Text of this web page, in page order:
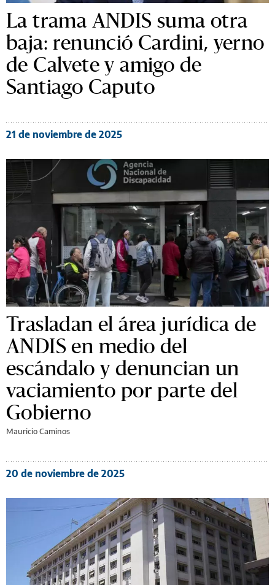
La trama ANDIS suma otra
baja: renunció Cardini, yerno
de Calvete y amigo de
Santiago Caputo
21 de noviembre de 2025
Trasladan el área jurídica de
ANDIS en medio del
escándalo y denuncian un
vaciamiento por parte del
Gobierno
Mauricio Caminos
20 de noviembre de 2025